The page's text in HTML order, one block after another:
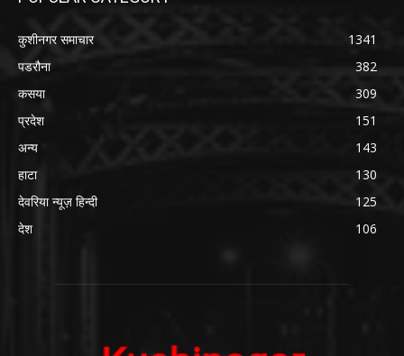
कुशीनगर समाचार
1341
पडरौना
382
कसया
309
प्रदेश
151
अन्य
143
हाटा
130
देवरिया न्यूज़ हिन्दी
125
देश
106